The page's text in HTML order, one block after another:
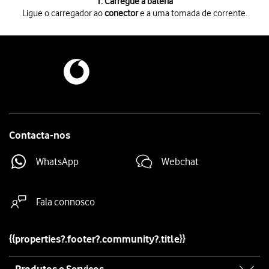
Ligue o carregador aoconectore a uma tomada de corrente.
Quandoo ícone de bateria em carregamentofor mostrado no ecrã, a
Contacta-nos
WhatsApp Webchat
Fala connosco
{{properties?.footer?.community?.title}}